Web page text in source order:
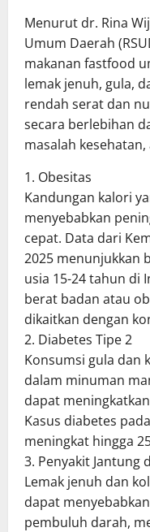
Menurut dr. Rina
Umum Daerah
makanan fastfood
lemak jenuh, gula,
rendah serat dan
secara berlebihan
masalah
1. Obesitas
Kandungan kalori
menyebabkan
cepat. Data dari
2025 menunjukkan
usia 15-24 tahun di
berat badan atau
dikaitkan dengan
2. Diabetes Tipe 2
Konsumsi gula dan
dalam minuman
dapat
Kasus diabetes
meningkat hingga
3. Penyakit Jantung
Lemak jenuh dan
dapat
pembuluh darah,